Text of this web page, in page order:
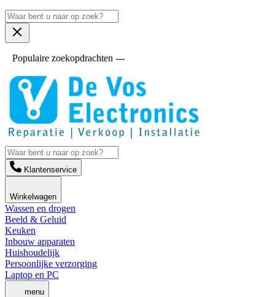
Populaire zoekopdrachten ---
Klantenservice
Winkelwagen
Wassen en drogen
Beeld & Geluid
Keuken
Inbouw apparaten
Huishoudelijk
Persoonlijke verzorging
Laptop en PC
menu